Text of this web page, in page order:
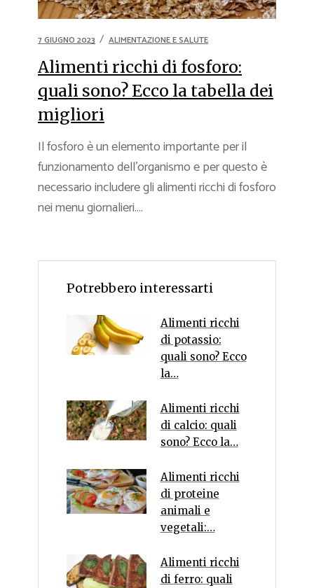
7 GIUGNO 2023 ALIMENTAZIONE E SALUTE
Alimenti ricchi di fosforo:
quali sono? Ecco la tabella dei
migliori
Il fosforo è un elemento importante per il
funzionamento dell’organismo e per questo è
necessario includere gli alimenti ricchi di fosforo
nei menu giornalieri....
Potrebbero interessarti
Alimenti ricchi
di potassio:
quali sono? Ecco
la…
Alimenti ricchi
di calcio: quali
sono? Ecco la…
Alimenti ricchi
di proteine
animali e
vegetali:…
Alimenti ricchi
di ferro: quali